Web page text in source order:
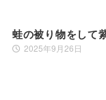
蛙の被り物をして
2025年9月26日